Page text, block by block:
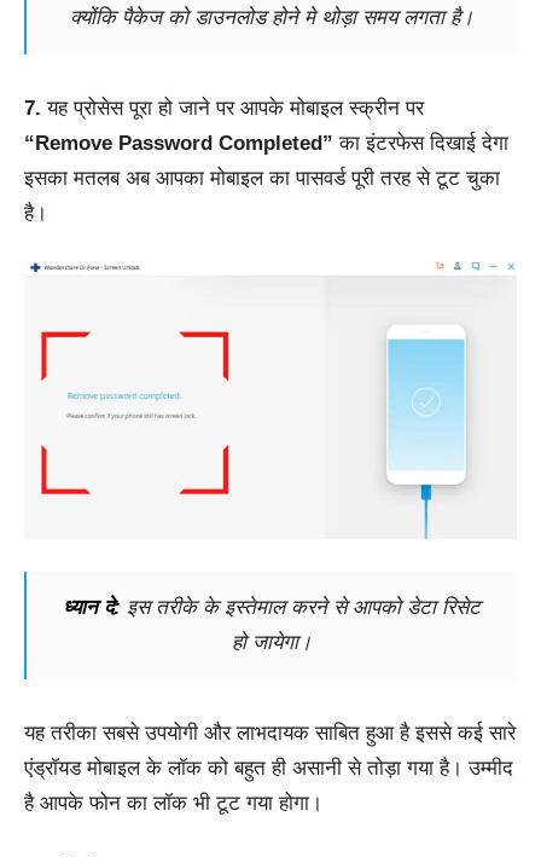
क्योंकि पैकेज को डाउनलोड होने मे थोड़ा समय लगता है।
7.यह प्रोसेस पूरा हो जाने पर आपके मोबाइल स्क्रीन पर
“Remove Password Completed” का इंटरफेस दिखाई देगा
इसका मतलब अब आपका मोबाइल का पासवर्ड पूरी तरह से टूट चुका
है।
ध्यान दे: इस तरीके के इस्तेमाल करने से आपको डेटा रिसेट
हो जायेगा।
यह तरीका सबसे उपयोगी और लाभदायक साबित हुआ है इससे कई सारे
एंड्रॉयड मोबाइल के लॉक को बहुत ही असानी से तोड़ा गया है। उम्मीद
है आपके फोन का लॉक भी टूट गया होगा।